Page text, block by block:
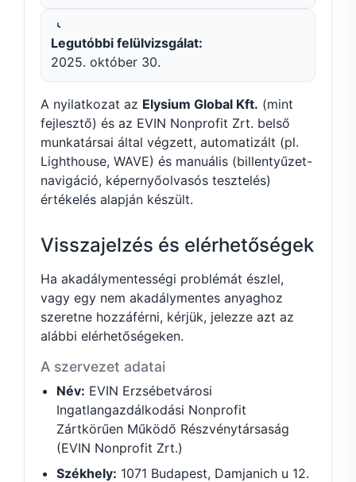
Legutóbbi felülvizsgálat:
2025. október 30.
A nyilatkozat az Elysium Global Kft. (mint
fejlesztő) és az EVIN Nonprofit Zrt. belső
munkatársai által végzett, automatizált (pl.
Lighthouse, WAVE) és manuális (billentyűzet-
navigáció, képernyőolvasós tesztelés)
értékelés alapján készült.
Visszajelzés és elérhetőségek
Ha akadálymentességi problémát észlel,
vagy egy nem akadálymentes anyaghoz
szeretne hozzáférni, kérjük, jelezze azt az
alábbi elérhetőségeken.
A szervezet adatai
Név: EVIN Erzsébetvárosi
Ingatlangazdálkodási Nonprofit
Zártkörűen Működő Részvénytársaság
(EVIN Nonprofit Zrt.)
Székhely: 1071 Budapest, Damjanich u 12.